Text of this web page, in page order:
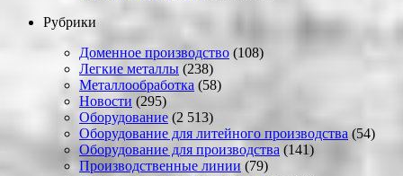
Рубрики
Доменное производство (108)
Легкие металлы (238)
Металлообработка (58)
Новости (295)
Оборудование (2 513)
Оборудование для литейного производства (54)
Оборудование для производства (141)
Производственные линии (79)